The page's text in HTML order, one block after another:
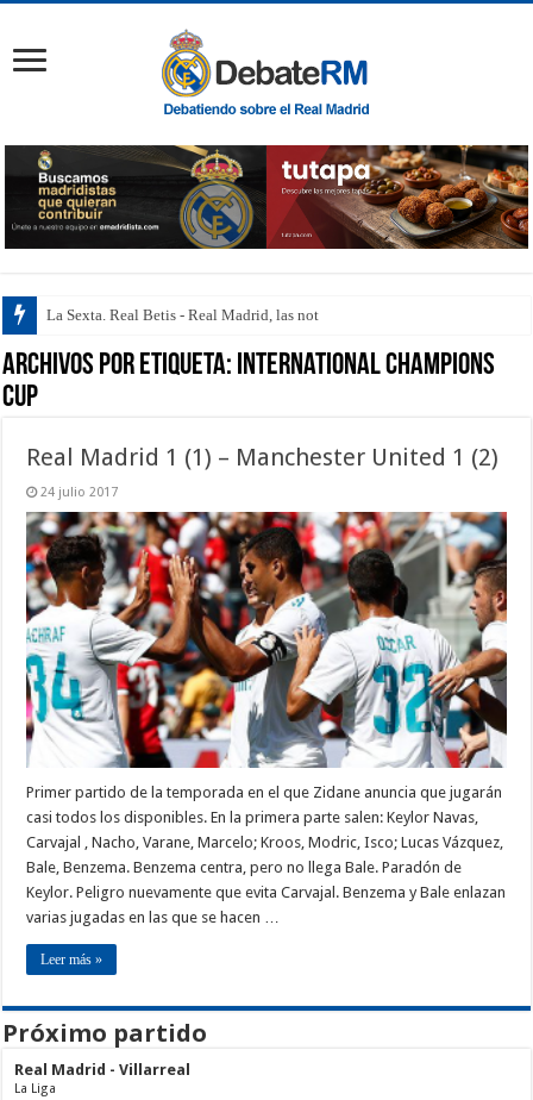
La Sexta. Real Betis - Real Madrid, las notas de
Archivos por etiqueta: International Champions
Cup
Real Madrid 1 (1) – Manchester United 1 (2)
24 julio 2017
Primer partido de la temporada en el que Zidane anuncia que jugarán
casi todos los disponibles. En la primera parte salen: Keylor Navas,
Carvajal , Nacho, Varane, Marcelo; Kroos, Modric, Isco; Lucas Vázquez,
Bale, Benzema. Benzema centra, pero no llega Bale. Paradón de
Keylor. Peligro nuevamente que evita Carvajal. Benzema y Bale enlazan
varias jugadas en las que se hacen …
Leer más »
Próximo partido
Real Madrid - Villarreal
La Liga